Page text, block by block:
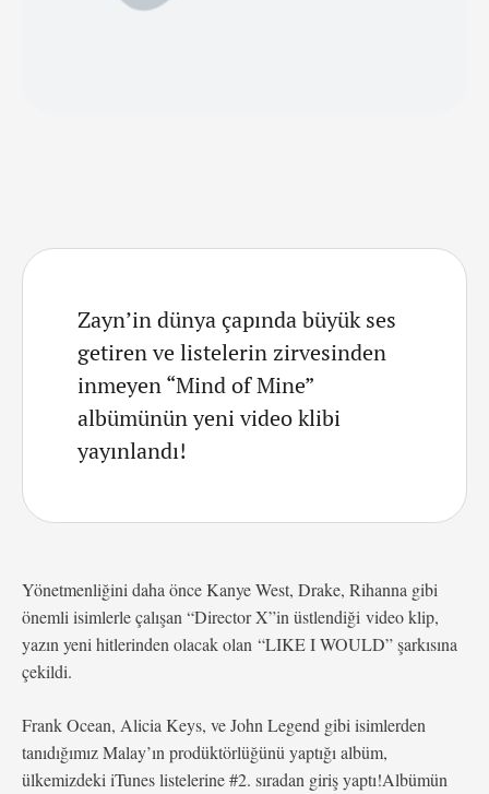
Zayn’in dünya çapında büyük ses
getiren ve listelerin zirvesinden
inmeyen “Mind of Mine”
albümünün yeni video klibi
yayınlandı!
Yönetmenliğini daha önce Kanye West, Drake, Rihanna gibi
önemli isimlerle çalışan “Director X”in üstlendiği video klip,
yazın yeni hitlerinden olacak olan “LIKE I WOULD” şarkısına
çekildi.
Frank Ocean, Alicia Keys, ve John Legend gibi isimlerden
tanıdığımız Malay’ın prodüktörlüğünü yaptığı albüm,
ülkemizdeki iTunes listelerine #2. sıradan giriş yaptı!Albümün